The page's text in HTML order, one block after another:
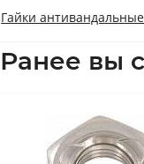
Гайки
Ранее вы